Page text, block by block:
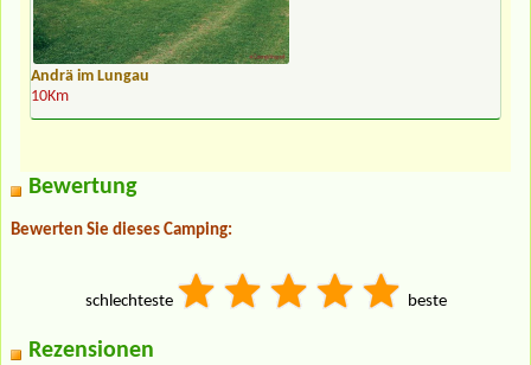
Andrä im Lungau
10Km
Bewertung
Bewerten Sie dieses Camping:
schlechteste beste
Rezensionen